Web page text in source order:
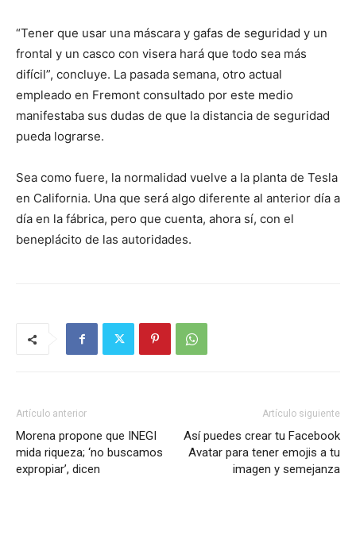
“Tener que usar una máscara y gafas de seguridad y un
frontal y un casco con visera hará que todo sea más
difícil”, concluye. La pasada semana, otro actual
empleado en Fremont consultado por este medio
manifestaba sus dudas de que la distancia de seguridad
pueda lograrse.
Sea como fuere, la normalidad vuelve a la planta de Tesla
en California. Una que será algo diferente al anterior día a
día en la fábrica, pero que cuenta, ahora sí, con el
beneplácito de las autoridades.
Artículo anterior
Morena propone que INEGI
mida riqueza; ‘no buscamos
expropiar’, dicen
Artículo siguiente
Así puedes crear tu Facebook
Avatar para tener emojis a tu
imagen y semejanza